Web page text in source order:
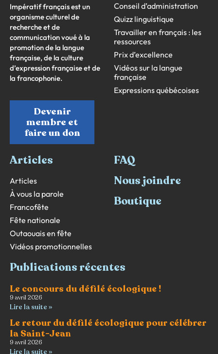
Impératif français est un
organisme culturel de
recherche et de
communication voué à la
promotion de la langue
française, de la culture
d’expression française et de
la francophonie.
Devenir
membre et
faire un don
Conseil d’administration
Quizz linguistique
Travailler en français : les
ressources
Prix d’excellence
Vidéos sur la langue
française
Expressions québécoises
Articles
Articles
À vous la parole
Francofête
Fête nationale
Outaouais en fête
Vidéos promotionnelles
FAQ
Nous joindre
Boutique
Publications récentes
Le concours du défilé écologique !
9 avril 2026
Lire la suite »
Le retour du défilé écologique pour célébrer
la Saint-Jean
9 avril 2026
Lire la suite »